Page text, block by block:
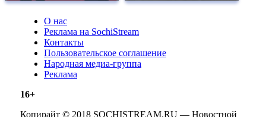
О нас
Реклама на SochiStream
Контакты
Пользовательское соглашение
Народная медиа-группа
Реклама
16+
Копирайт © 2018 SOCHISTREAM.RU — Новостной